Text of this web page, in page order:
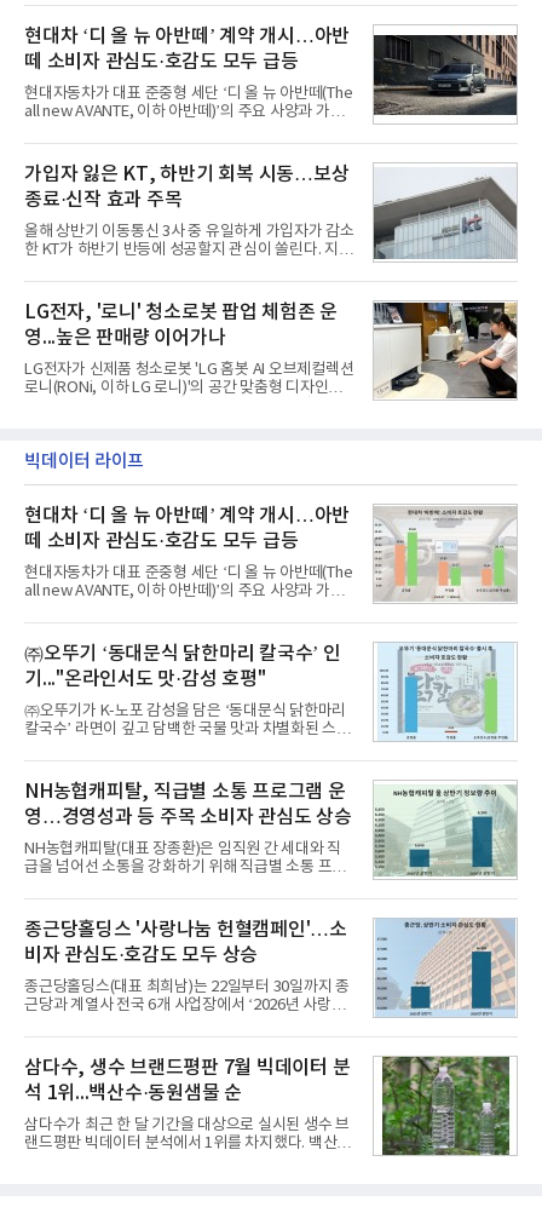
이어졌고 핀
수직으로 쌓아 올려 데이터 이동 거리를 최소화한 것
이 핵심이다.5일 업계에 따르면 삼성전자는 4일부터
6일(현지시간)까지 미국 캘리포니아주 산타클라라 컨
벤션센터에서 열리는 '퓨처오브메모리앤스토리지
(FMS) 2026'에 참가해 차세대 3D 메모리 아키텍처인
zHBM과 zNAND-O의 실물모형(목업)을 업계 최초로
공개했다, 삼성전자는 이번 행사에 약 20평 규모의 최
30개 제품을 선보였다
현대차 ‘디 올 뉴 아반떼’ 계약 개시…아반
떼 소비자 관심도·호감도 모두 급등
현대자동차가 대표 준중형 세단 ‘디 올 뉴 아반떼(The
all new AVANTE, 이하 아반떼)’의 주요 사양과 가격
떼는 6년 만에 선보이는 8세대 완전변경 모델로, ▲정
교한 선과 면을 중심으로 완성한 파격적인 디자인 ▲
과거 중형 세단 수준으로 확대된 차체 제원 ▲글로벌
최고 수준의 안전성 ▲성능과 효율을 동시에 높인 주
행 완성도 ▲첨단 편의 및 디지털 사양 적용 등을 통해
글로벌 준중형 세단의 새로운 기준을 세웠다.아반떼
는 가솔린 2.0과 1.6 하이브리드 두 가지 파워트레인
넘
가입자 잃은 KT, 하반기 회복 시동…보상
종료·신작 효과 주목
올해 상반기 이동통신 3사 중 유일하게 가입자가 감소
한 KT가 하반기 반등에 성공할지 관심이 쏠린다. 지난
종료되면서 일부 가입자 이탈 우려가 나온다. 다만 보
상 비용 부담이 줄어드는 데다 하반기 삼성전자와 애
플이 신제품을 출시하며 번호이동 시장이 활성화되면
수익성이 개선될 것이라는 기대도 커지고 있다.5일 통
신업계와 한국통신사업자연합회(KTOA) 번호이동 통
계에 따르면 올해 1월부터 7월까지 KT의 번호이동 가
입자는 23만2901명 순감했다. 같은 기간 SK텔레콤은
KT가 유일했
LG전자, '로니' 청소로봇 팝업 체험존 운
영...높은 판매량 이어가나
LG전자가 신제품 청소로봇 'LG 홈봇 AI 오브제컬렉션
로니(RONi, 이하 LG 로니)'의 공간 맞춤형 디자인과
과 거실 등 집 안의 다양한 공간을 서로 다른 인테리어
걸레받이 공간에 제품을 숨겨 설치하는 '히든스테이
션'과 협탁형 디자인을 적용한 '오브제스테이션'을 직
접 살펴볼 수 있다.히든스테이션은 청소로봇과 스테
이션이 외부에 드러나지 않아 깔끔한 인테리어를 유
지할 수 있
빅데이터 라이프
현대차 ‘디 올 뉴 아반떼’ 계약 개시…아반
떼 소비자 관심도·호감도 모두 급등
현대자동차가 대표 준중형 세단 ‘디 올 뉴 아반떼(The
all new AVANTE, 이하 아반떼)’의 주요 사양과 가격
떼는 6년 만에 선보이는 8세대 완전변경 모델로, ▲정
교한 선과 면을 중심으로 완성한 파격적인 디자인 ▲
과거 중형 세단 수준으로 확대된 차체 제원 ▲글로벌
최고 수준의 안전성 ▲성능과 효율을 동시에 높인 주
행 완성도 ▲첨단 편의 및 디지털 사양 적용 등을 통해
글로벌 준중형 세단의 새로운 기준을 세웠다.아반떼
는 가솔린 2.0과 1.6 하이브리드 두 가지 파워트레인
넘
㈜오뚜기 ‘동대문식 닭한마리 칼국수’ 인
기..."온라인서도 맛·감성 호평"
㈜오뚜기가 K-노포 감성을 담은 ‘동대문식 닭한마리
칼국수’ 라면이 깊고 담백한 국물 맛과 차별화된 스토
혔다.‘동대문식 닭한마리 칼국수’는 예상을 뛰어넘는
소비자 호응에 힘입어 지난 7월 13일 첫 선을 보인 지
단 18일 만에 누적 판매량 50만 개를 돌파하는 성과를
거두었다.이번 신제품은 개발진이 전국의 닭한마리
전문점을 직접 찾아 다니며 최적의 육수 비율을 완성
했다. 자극적이지 않으면서도 깊은 닭육수에 마늘의
개운한 풍미를 더했으며, 국물이 잘 배어들면서도 쫄
서도
NH농협캐피탈, 직급별 소통 프로그램 운
영…경영성과 등 주목 소비자 관심도 상승
NH농협캐피탈(대표 장종환)은 임직원 간 세대와 직
급을 넘어선 소통을 강화하기 위해 직급별 소통 프로
부터 30일까지 서울 원센티널 NH농협캐피탈타워 22
층에서 운영했다고 31일 밝혔다.이번 프로그램은 경
영지원부 홍보팀과 2026년 새로이(e)＊가 공동 주관
했으며, ▲팀장·부장(7.27), ▲계장·주임(7.28), ▲과
장·차장(7.29), ▲대리(7.30) 등 직급별로 총 4회에 걸
쳐 진행됐다.참고로 새로이(e)는 NH농협캐피탈 MZ
세대들로(과장~계장) 구성된 자율 참여조직으로, 조
반에 전파하는 역할
종근당홀딩스 '사랑나눔 헌혈캠페인'…소
비자 관심도·호감도 모두 상승
종근당홀딩스(대표 최희남)는 22일부터 30일까지 종
근당과 계열사 전국 6개 사업장에서 ‘2026년 사랑나
인은 장마와 폭염, 여름휴가 등으로 헌혈 참여가 줄어
드는 시기에 안정적 혈액 수급에 기여하고 생명나눔
문화를 확산하기 위해 마련됐다.캠페인은 종근당 천
안공장을 시작으로 ▲효종연구소 ▲종근당바이오 안
산공장 ▲경보제약 아산본사 ▲종근당건강 당진공장
▲종근당 본사 등 전국 6개 사업장에서 릴레이 방식
으로 이어졌다.캠페인 기간에는 임직원의 참여를 독
삼다수, 생수 브랜드평판 7월 빅데이터 분
석 1위...백산수·동원샘물 순
삼다수가 최근 한 달 기간을 대상으로 실시된 생수 브
랜드평판 빅데이터 분석에서 1위를 차지했다. 백산수